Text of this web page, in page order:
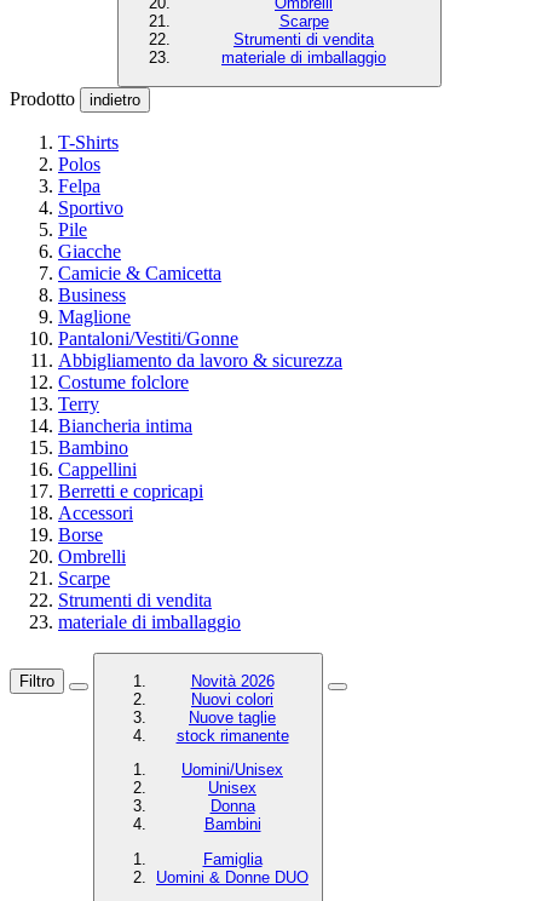
Scarpe
Strumenti di vendita
materiale di imballaggio
Prodotto indietro
T-Shirts
Polos
Felpa
Sportivo
Pile
Giacche
Camicie & Camicetta
Business
Maglione
Pantaloni/Vestiti/Gonne
Abbigliamento da lavoro & sicurezza
Costume folclore
Terry
Biancheria intima
Bambino
Cappellini
Berretti e copricapi
Accessori
Borse
Ombrelli
Scarpe
Strumenti di vendita
materiale di imballaggio
Filtro
Novità 2026
Nuovi colori
Nuove taglie
stock rimanente
Uomini/Unisex
Unisex
Donna
Bambini
Famiglia
Uomini & Donne DUO